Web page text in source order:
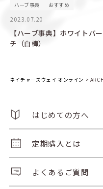
ネイチャーズウェイ オンライン >
ハーブ事典 おすすめ
2023.07.20
【ハーブ事典】ホワイトバー
チ（白樺）
はじめての方へ
定期購入とは
よくあるご質問